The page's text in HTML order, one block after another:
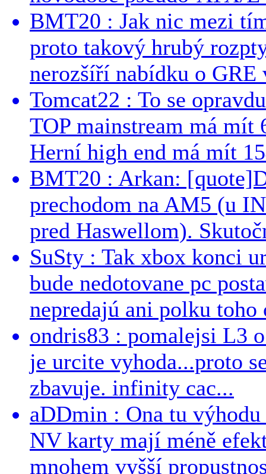
BMT20 : Jak nic mezi
proto takový hrubý
nerozšíří nabídku o GRE
Tomcat22 : To se
TOP mainstream má
Herní high end má mít
BMT20 : Arkan:
prechodom na AM5 (u
pred Haswellom).
SuSty : Tak xbox konci
bude nedotovane pc
nepredajú ani polku toho
ondris83 : pomalejsi L3
je urcite vyhoda...proto
zbavuje. infinity cac...
aDDmin : Ona tu
NV karty mají méně
mnohem vyšší